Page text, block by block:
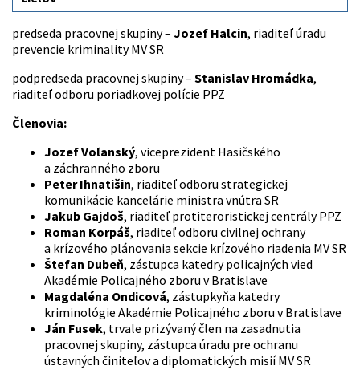
predseda pracovnej skupiny – Jozef Halcin, riaditeľ úradu
prevencie kriminality MV SR
podpredseda pracovnej skupiny – Stanislav Hromádka,
riaditeľ odboru poriadkovej polície PPZ
Členovia:
Jozef Voľanský, viceprezident Hasičského
a záchranného zboru
Peter Ihnatišin, riaditeľ odboru strategickej
komunikácie kancelárie ministra vnútra SR
Jakub Gajdoš, riaditeľ protiteroristickej centrály PPZ
Roman Korpáš, riaditeľ odboru civilnej ochrany
a krízového plánovania sekcie krízového riadenia MV SR
Štefan Dubeň, zástupca katedry policajných vied
Akadémie Policajného zboru v Bratislave
Magdaléna Ondicová, zástupkyňa katedry
kriminológie Akadémie Policajného zboru v Bratislave
Ján Fusek, trvale prizývaný člen na zasadnutia
pracovnej skupiny, zástupca úradu pre ochranu
ústavných činiteľov a diplomatických misií MV SR